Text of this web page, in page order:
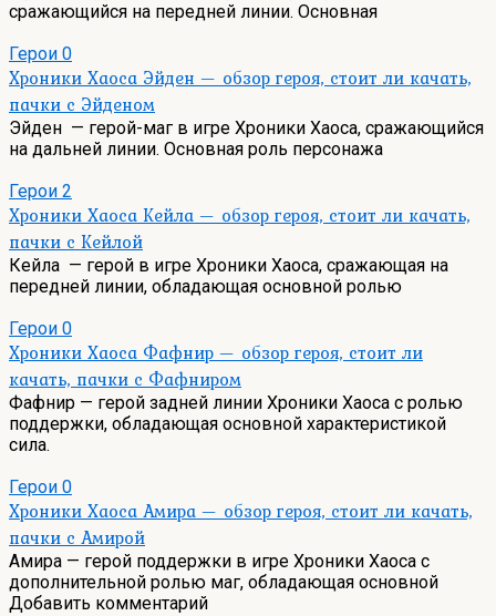
сражающийся на передней линии. Основная
Герои 0
Хроники Хаоса Эйден — обзор героя, стоит ли качать,
пачки с Эйденом
Эйден — герой-маг в игре Хроники Хаоса, сражающийся
на дальней линии. Основная роль персонажа
Герои 2
Хроники Хаоса Кейла — обзор героя, стоит ли качать,
пачки с Кейлой
Кейла — герой в игре Хроники Хаоса, сражающая на
передней линии, обладающая основной ролью
Герои 0
Хроники Хаоса Фафнир — обзор героя, стоит ли
качать, пачки с Фафниром
Фафнир — герой задней линии Хроники Хаоса с ролью
поддержки, обладающая основной характеристикой
сила.
Герои 0
Хроники Хаоса Амира — обзор героя, стоит ли качать,
пачки с Амирой
Амира — герой поддержки в игре Хроники Хаоса с
дополнительной ролью маг, обладающая основной
Добавить комментарий